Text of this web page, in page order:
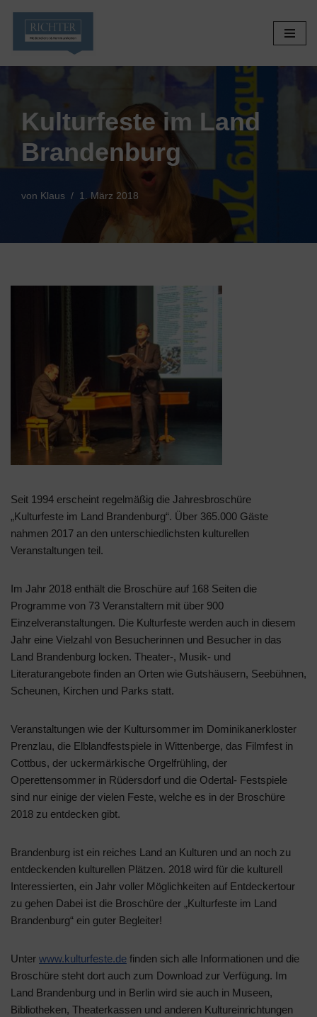
Zum
Kulturfeste im Land
Brandenburg
von Klaus 1. März 2018
Seit 1994 erscheint regelmäßig die Jahresbroschüre
„Kulturfeste im Land Brandenburg“. Über 365.000 Gäste
nahmen 2017 an den unterschiedlichsten kulturellen
Veranstaltungen teil.
Im Jahr 2018 enthält die Broschüre auf 168 Seiten die
Programme von 73 Veranstaltern mit über 900
Einzelveranstaltungen. Die Kulturfeste werden auch in diesem
Jahr eine Vielzahl von Besucherinnen und Besucher in das
Land Brandenburg locken. Theater-, Musik- und
Literaturangebote finden an Orten wie Gutshäusern, Seebühnen,
Scheunen, Kirchen und Parks statt.
Veranstaltungen wie der Kultursommer im Dominikanerkloster
Prenzlau, die Elblandfestspiele in Wittenberge, das Filmfest in
Cottbus, der uckermärkische Orgelfrühling, der
Operettensommer in Rüdersdorf und die Odertal- Festspiele
sind nur einige der vielen Feste, welche es in der Broschüre
2018 zu entdecken gibt.
Brandenburg ist ein reiches Land an Kulturen und an noch zu
entdeckenden kulturellen Plätzen. 2018 wird für die kulturell
Interessierten, ein Jahr voller Möglichkeiten auf Entdeckertour
zu gehen Dabei ist die Broschüre der „Kulturfeste im Land
Brandenburg“ ein guter Begleiter!
Unter www.kulturfeste.de finden sich alle Informationen und die
Broschüre steht dort auch zum Download zur Verfügung. Im
Land Brandenburg und in Berlin wird sie auch in Museen,
Bibliotheken, Theaterkassen und anderen Kultureinrichtungen